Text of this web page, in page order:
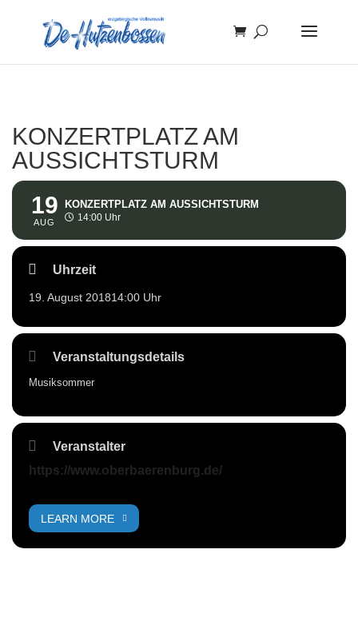
KONZERTPLATZ AM
AUSSICHTSTURM
19
AUG
KONZERTPLATZ AM AUSSICHTSTURM
14:00 Uhr
Uhrzeit
19. August 201814:00 Uhr
Veranstaltungsdetails
Musiksommer
Veranstalter
https://www.oberbaerenburg.de/
LEARN MORE